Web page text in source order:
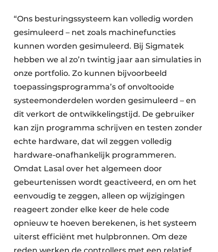
“Ons besturingssysteem kan volledig worden
gesimuleerd – net zoals machinefuncties
kunnen worden gesimuleerd. Bij Sigmatek
hebben we al zo’n twintig jaar aan simulaties in
onze portfolio. Zo kunnen bijvoorbeeld
toepassingsprogramma’s of onvoltooide
systeemonderdelen worden gesimuleerd – en
dit verkort de ontwikkelingstijd. De gebruiker
kan zijn programma schrijven en testen zonder
echte hardware, dat wil zeggen volledig
hardware-onafhankelijk programmeren.
Omdat Lasal over het algemeen door
gebeurtenissen wordt geactiveerd, en om het
eenvoudig te zeggen, alleen op wijzigingen
reageert zonder elke keer de hele code
opnieuw te hoeven berekenen, is het systeem
uiterst efficiënt met hulpbronnen. Om deze